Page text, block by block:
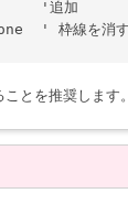
とを推奨します。